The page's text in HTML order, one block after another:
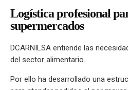
Logística profesional
supermercados
DCARNILSA entiende las
del sector alimentario.
Por ello ha desarrollado una